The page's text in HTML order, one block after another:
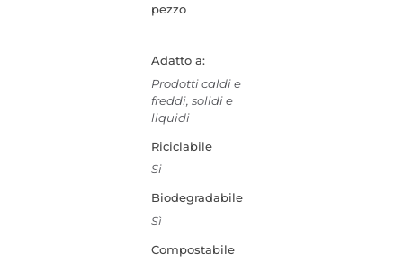
pezzo
Adatto a:
Prodotti caldi e
freddi, solidi e
liquidi
Riciclabile
Si
Biodegradabile
Sì
Compostabile